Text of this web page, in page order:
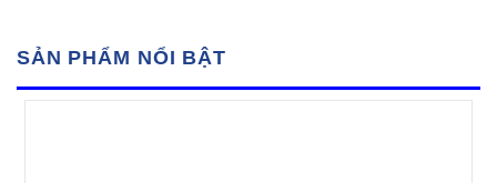
SẢN PHẨM NỔI BẬT